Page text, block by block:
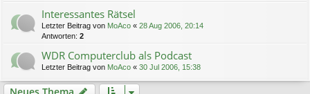
Interessantes Rätsel
Letzter Beitrag von MoAco « 28 Aug 2006, 20:14
Antworten: 2
WDR Computerclub als Podcast
Letzter Beitrag von MoAco « 30 Jul 2006, 15:38